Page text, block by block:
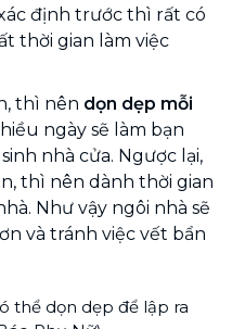
định trước thì rất có
thời gian làm việc
thì nên dọn dẹp mỗi
ngày sẽ làm bạn
nhà cửa. Ngược lại,
thì nên dành thời gian
Như vậy ngôi nhà sẽ
và tránh việc vết bẩn